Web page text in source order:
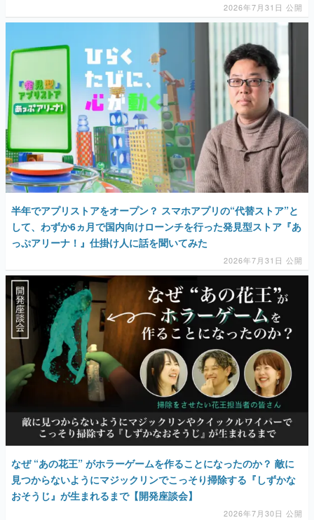
2026年7月31日 公開
半年でアプリストアをオープン？ スマホアプリの“代替ストア”と
して、わずか6ヵ月で国内向けローンチを行った発見型ストア『あ
っぷアリーナ！』仕掛け人に話を聞いてみた
2026年7月31日 公開
なぜ “あの花王” がホラーゲームを作ることになったのか？ 敵に
見つからないようにマジックリンでこっそり掃除する『しずかな
おそうじ』が生まれるまで【開発座談会】
2026年7月30日 公開